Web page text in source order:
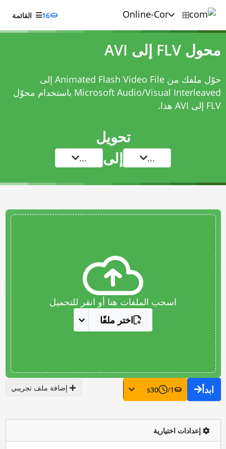
16 القائمة
محول FLV إلى AVI
حوّل ملفك من Animated Flash Video File إلى
Microsoft Audio/Visual Interleaved باستخدام
محوّل
FLV إلى AVI
هذا.
تحويل
... إلى ...
اسحب الملفات هنا أو انقر للتحميل
اختر ملفًا
ابدأ 1
/
30
s إضافة ملف تجريبي
إعدادات اختيارية